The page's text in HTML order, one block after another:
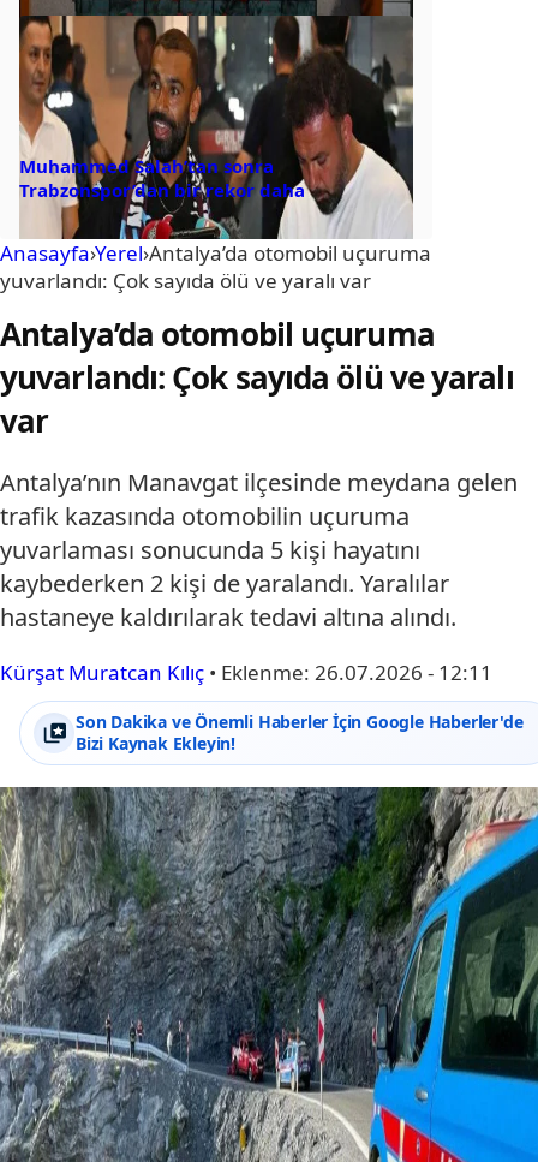
Muhammed Salah’tan sonra
Trabzonspor’dan bir rekor daha
Anasayfa›Yerel›Antalya’da otomobil uçuruma
yuvarlandı: Çok sayıda ölü ve yaralı var
Antalya’da otomobil uçuruma
yuvarlandı: Çok sayıda ölü ve yaralı
var
Antalya’nın Manavgat ilçesinde meydana gelen
trafik kazasında otomobilin uçuruma
yuvarlaması sonucunda 5 kişi hayatını
kaybederken 2 kişi de yaralandı. Yaralılar
hastaneye kaldırılarak tedavi altına alındı.
Kürşat Muratcan Kılıç • Eklenme: 26.07.2026 - 12:11
Son Dakika ve Önemli Haberler İçin Google Haberler'de
Bizi Kaynak Ekleyin!